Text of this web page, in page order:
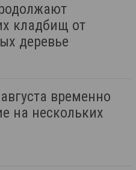
кладбищ от
деревье
временно
на нескольких